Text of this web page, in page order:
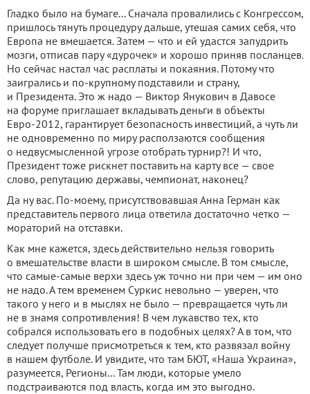
Гладко было на бумаге... Сначала провалились с Конгрессом,
пришлось тянуть процедуру дальше, утешая самих себя, что
Европа не вмешается. Затем — что и ей удастся запудрить
мозги, отписав пару «дурочек» и хорошо приняв посланцев.
Но сейчас настал час расплаты и покаяния. Потому что
заигрались и по-крупному подставили и страну,
и Президента. Это ж надо — Виктор Янукович в Давосе
на форуме приглашает вкладывать деньги в объекты
Евро-2012, гарантирует безопасность инвестиций, а чуть ли
не одновременно по миру расползаются сообщения
о недвусмысленной угрозе отобрать турнир?! И что,
Президент тоже рискнет поставить на карту все — свое
слово, репутацию державы, чемпионат, наконец?
Да ну вас. По-моему, присутствовавшая Анна Герман как
представитель первого лица ответила достаточно четко —
мораторий на отставки.
Как мне кажется, здесь действительно нельзя говорить
о вмешательстве власти в широком смысле. В том смысле,
что самые-самые верхи здесь уж точно ни при чем — им оно
не надо. А тем временем Суркис невольно — уверен, что
такого у него и в мыслях не было — превращается чуть ли
не в знамя сопротивления! В чем лукавство тех, кто
собрался использовать его в подобных целях? А в том, что
следует получше присмотреться к тем, кто развязал войну
в нашем футболе. И увидите, что там БЮТ, «Наша Украина»,
разумеется, Регионы... Там люди, которые умело
подстраиваются под власть, когда им это выгодно.